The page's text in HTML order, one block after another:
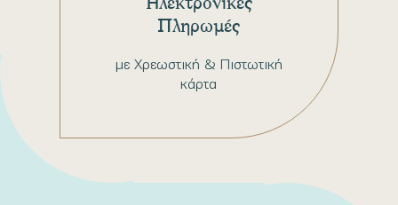
με Χρεωστική & Πιστωτική
κάρτα
Πληρωμές